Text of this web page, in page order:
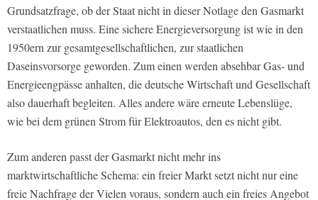
Grundsatzfrage, ob der Staat nicht in dieser Notlage den Gasmarkt
verstaatlichen muss. Eine sichere Energieversorgung ist wie in den
1950ern zur gesamtgesellschaftlichen, zur staatlichen
Daseinsvorsorge geworden. Zum einen werden absehbar Gas- und
Energieengpässe anhalten, die deutsche Wirtschaft und Gesellschaft
also dauerhaft begleiten. Alles andere wäre erneute Lebenslüge,
wie bei dem grünen Strom für Elektroautos, den es nicht gibt.
Zum anderen passt der Gasmarkt nicht mehr ins
marktwirtschaftliche Schema: ein freier Markt setzt nicht nur eine
freie Nachfrage der Vielen voraus, sondern auch ein freies Angebot